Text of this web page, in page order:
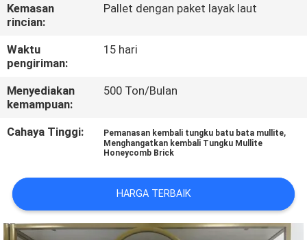
HUBUNGI
KAMI
BERITA
KASUS-
SITEMAP
Kemasan
rincian:
Pallet dengan paket layak laut
Waktu
pengiriman:
15 hari
Menyediakan
kemampuan:
500 Ton/Bulan
Cahaya Tinggi: Pemanasan kembali tungku batu bata mullite,
Menghangatkan kembali Tungku Mullite
Honeycomb Brick
HARGA TERBAIK